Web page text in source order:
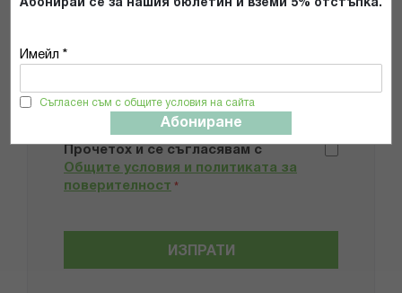
Абонирай се за нашия бюлетин и вземи 5% отстъпка.
Имейл *
Съгласен съм с общите условия на сайта
Абониране
Добави снимки
Препоръчвам продукта
Прочетох и се съгласявам с
Общите условия и политиката за
поверителност *
ИЗПРАТИ